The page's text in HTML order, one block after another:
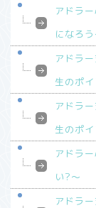
アドラ
になろう
アドラ
生のポイ
アドラ
生のポイ
アドラ
い?～
アドラ